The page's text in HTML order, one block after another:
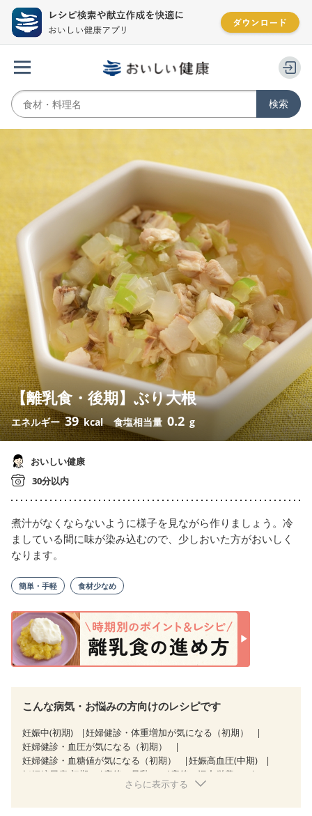
【離乳食・後期】ぶり大根
エネルギー39 kcal 食塩相当量 0.2 g
おいしい健康
30分以内
煮汁がなくならないように様子を見ながら作りましょう。冷
ましている間に味が染み込むので、少しおいた方がおいしく
なります。
簡単・手軽 食材少なめ
こんな病気・お悩みの方向けのレシピです
妊娠中(初期)
妊婦健診・体重増加が気になる（初期）
妊婦健診・血圧が気になる（初期）
妊婦健診・血糖値が気になる（初期）
妊娠高血圧(中期)
妊娠糖尿病(初期)
産後（母乳）
産後（混合栄養）
骨粗しょう症
さらに表示する